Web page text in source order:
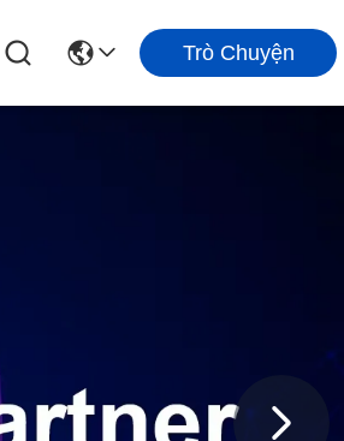
Trò Chuyện